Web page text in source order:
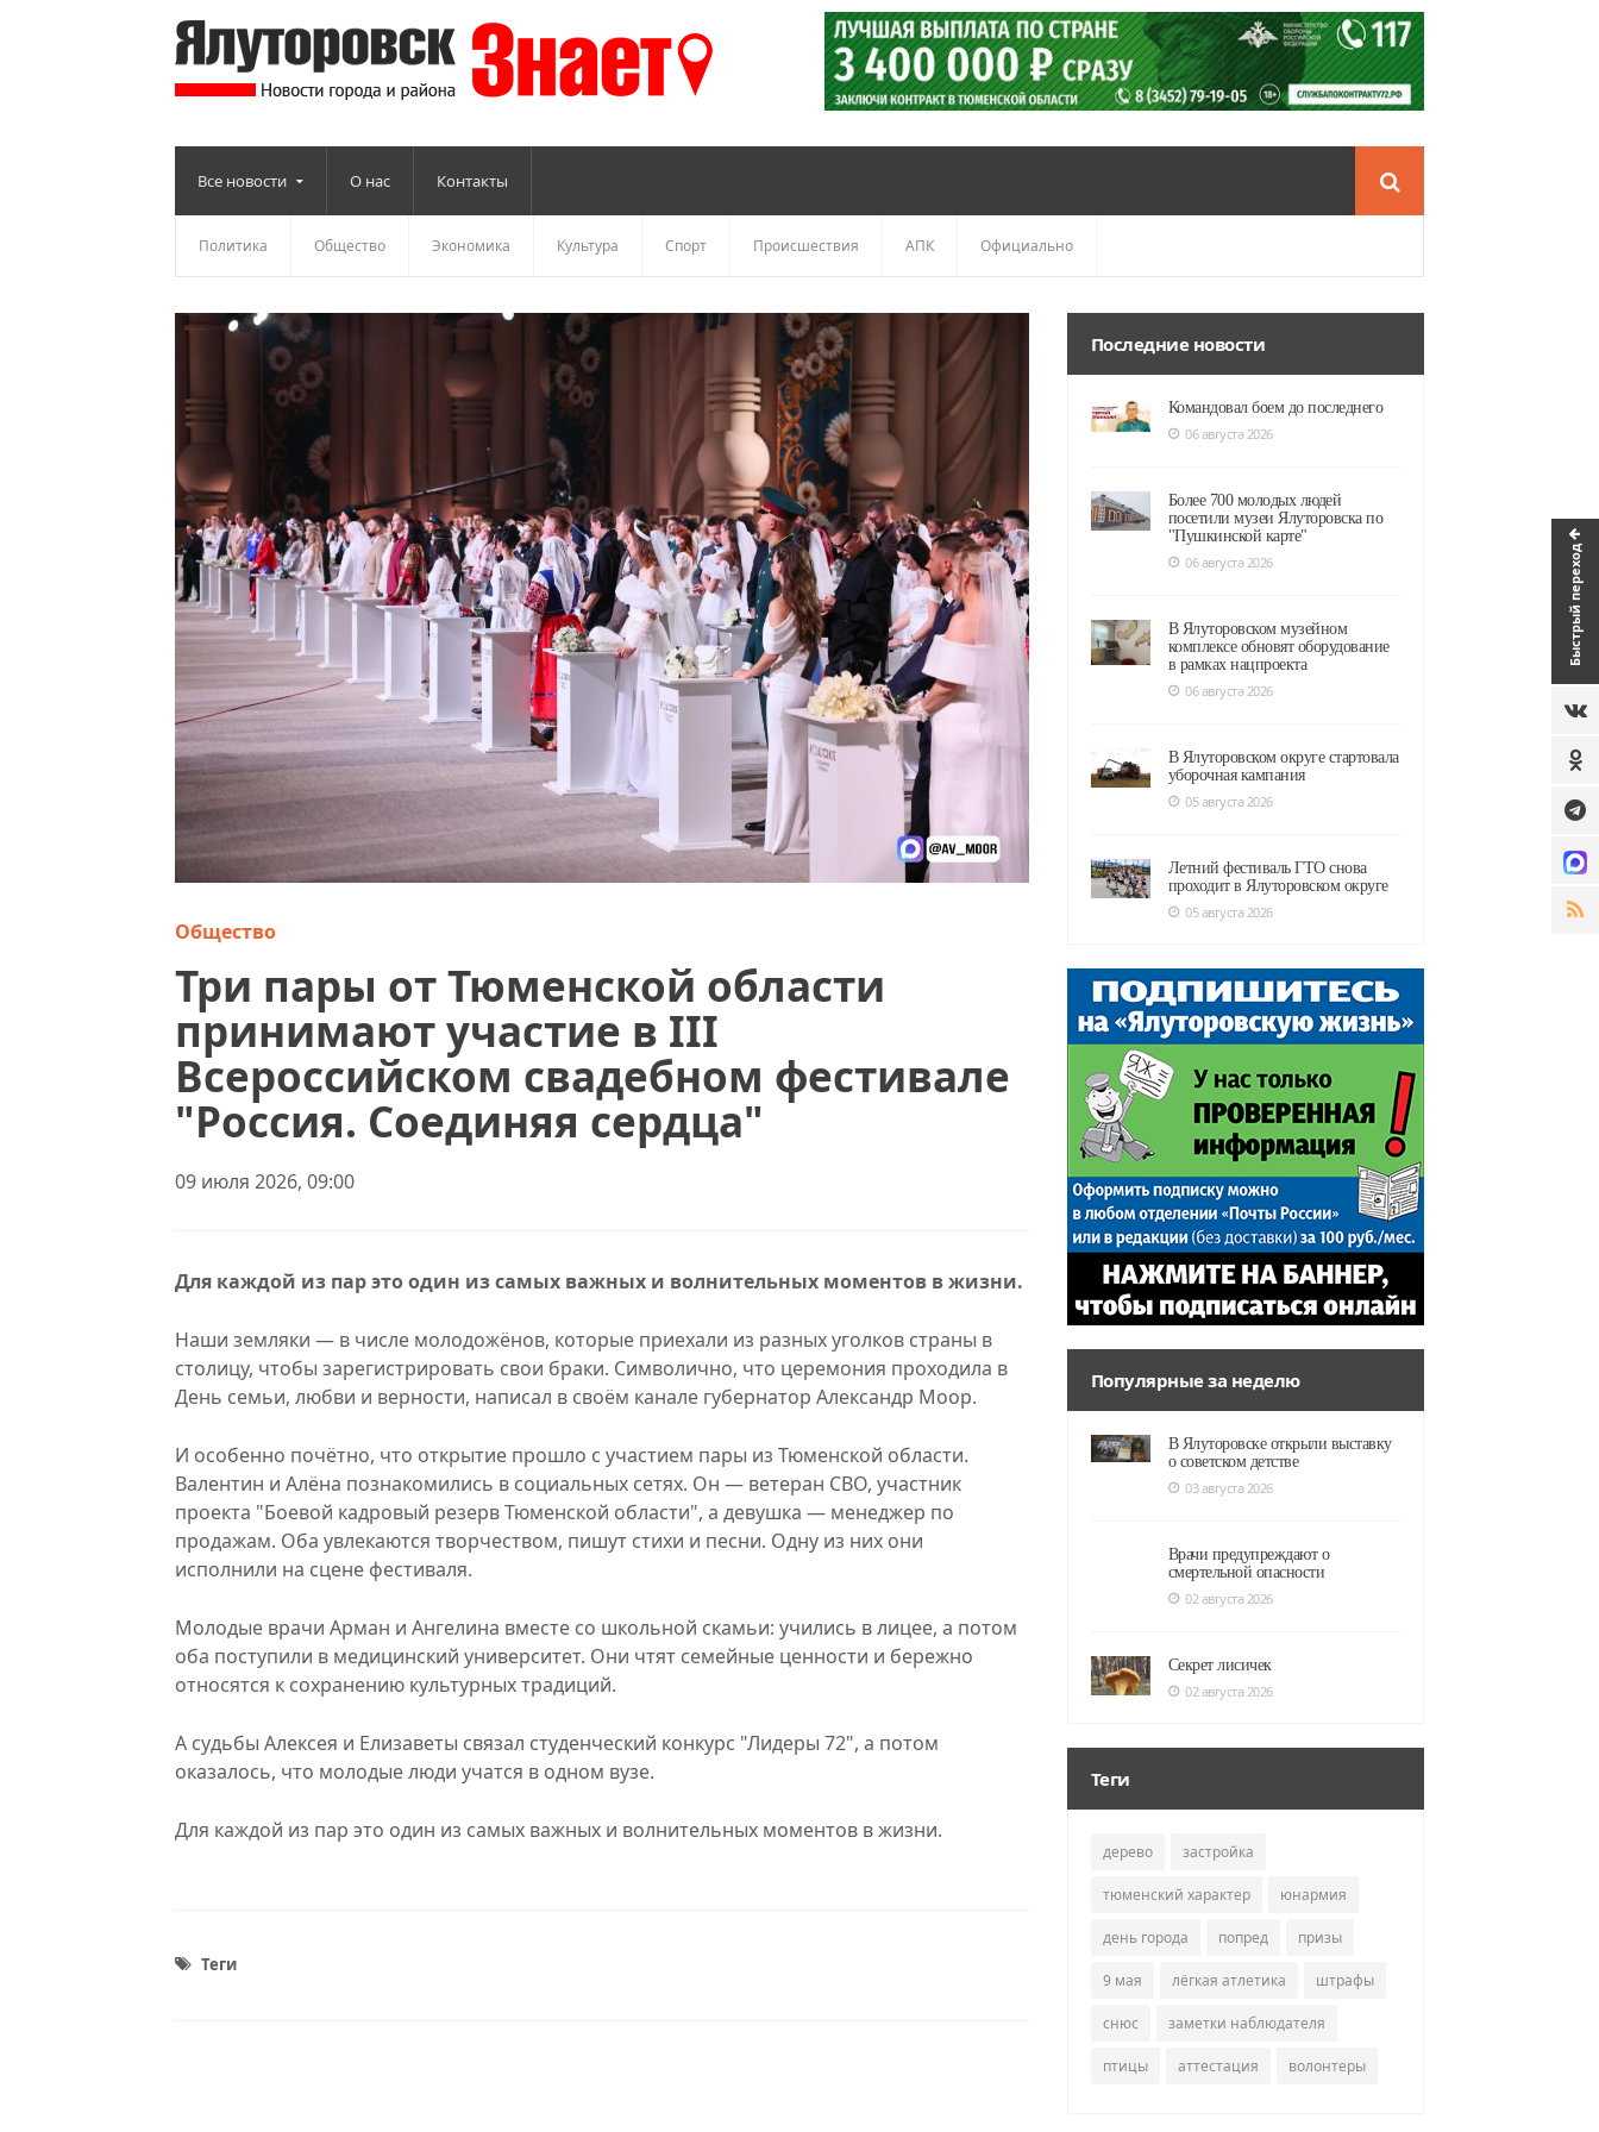
Быстрый переход
Все новости О нас Контакты
Политика Общество Экономика Культура Спорт Происшествия АПК Официально
Общество
Три пары от Тюменской области
принимают участие в III
Всероссийском свадебном фестивале
"Россия. Соединяя сердца"
09 июля 2026, 09:00
Для каждой из пар это один из самых важных и волнительных моментов в жизни.
Наши земляки — в числе молодожёнов, которые приехали из разных уголков страны в
столицу, чтобы зарегистрировать свои браки. Символично, что церемония проходила в
День семьи, любви и верности, написал в своём канале губернатор Александр Моор.
И особенно почётно, что открытие прошло с участием пары из Тюменской области.
Валентин и Алёна познакомились в социальных сетях. Он — ветеран СВО, участник
проекта "Боевой кадровый резерв Тюменской области", а девушка — менеджер по
продажам. Оба увлекаются творчеством, пишут стихи и песни. Одну из них они
исполнили на сцене фестиваля.
Молодые врачи Арман и Ангелина вместе со школьной скамьи: учились в лицее, а потом
оба поступили в медицинский университет. Они чтят семейные ценности и бережно
относятся к сохранению культурных традиций.
А судьбы Алексея и Елизаветы связал студенческий конкурс "Лидеры 72", а потом
оказалось, что молодые люди учатся в одном вузе.
Для каждой из пар это один из самых важных и волнительных моментов в жизни.
Теги
Последние новости
Командовал боем до последнего
06 августа 2026
Более 700 молодых людей
посетили музеи Ялуторовска по
"Пушкинской карте"
06 августа 2026
В Ялуторовском музейном
комплексе обновят оборудование
в рамках нацпроекта
06 августа 2026
В Ялуторовском округе стартовала
уборочная кампания
05 августа 2026
Летний фестиваль ГТО снова
проходит в Ялуторовском округе
05 августа 2026
Популярные за неделю
В Ялуторовске открыли выставку
о советском детстве
03 августа 2026
Врачи предупреждают о
смертельной опасности
02 августа 2026
Секрет лисичек
02 августа 2026
Теги
дерево застройка
тюменский характер юнармия
день города попред призы
9 мая лёгкая атлетика штрафы
снюс заметки наблюдателя
птицы аттестация волонтеры